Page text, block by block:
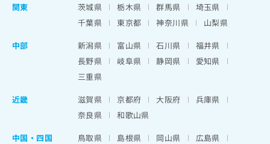
関東
茨城県 栃木県 群馬県
埼玉県
千葉県
東京都 神奈川県
山梨県
中部
新潟県 富山県 石川県
福井県
長野県
岐阜県 静岡県
愛知県
三重県
近畿
滋賀県 京都府 大阪府
兵庫県
奈良県
和歌山県
中国・四国
鳥取県 島根県 岡山県
広島県